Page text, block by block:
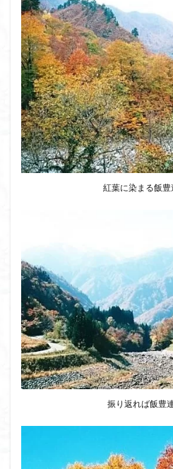
紅葉に染まる飯豊
振り返れば飯豊